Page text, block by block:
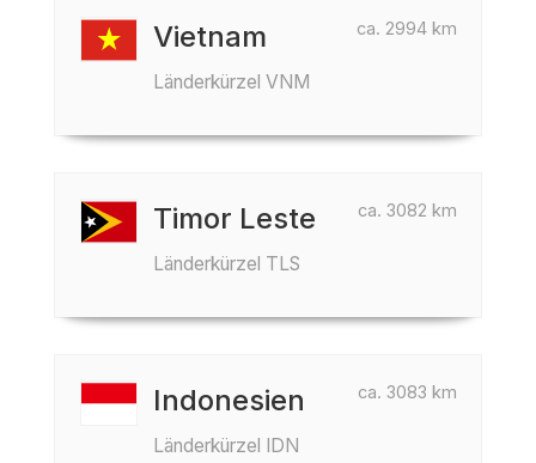
ca. 2994 km
Vietnam
Länderkürzel VNM
ca. 3082 km
Timor Leste
Länderkürzel TLS
ca. 3083 km
Indonesien
Länderkürzel IDN